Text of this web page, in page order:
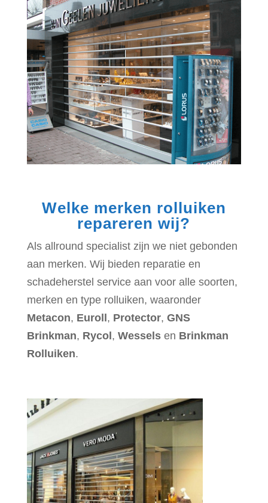
Welke merken rolluiken
repareren wij?
Als allround specialist zijn we niet gebonden
aan merken. Wij bieden reparatie en
schadeherstel service aan voor alle soorten,
merken en type rolluiken, waaronder
Metacon, Euroll , Protector, GNS
Brinkman, Rycol , Wesselsen Brinkman
Rolluiken.